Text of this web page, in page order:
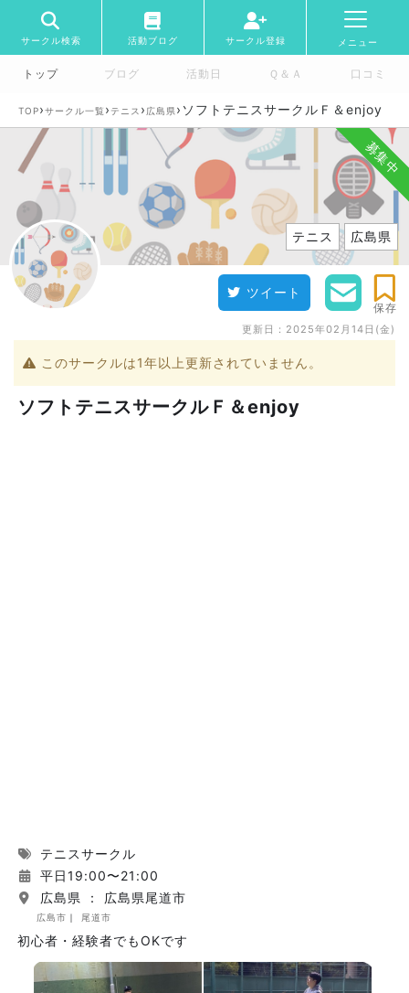
サークル検索 活動ブログ サークル登録 メニュー
トップ ブログ 活動日 Ｑ＆Ａ 口コミ
TOP›サークル一覧 › テニス › 広島県› ソフトテニスサークルＦ＆enjoy
募集中
テニス 広島県
ツイート
保存
更新日： 2025年02月14日(金)
このサークルは1年以上更新されていません。
ソフトテニスサークルＦ＆enjoy
テニスサークル
平日19:00〜21:00
広島県 ： 広島県尾道市
広島市 尾道市
初心者・経験者でもOKです